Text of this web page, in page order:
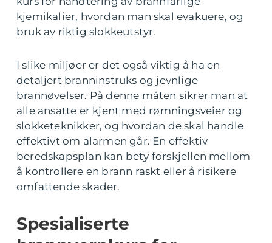
kjemikalier, hvordan man skal evakuere, og
bruk av riktig slokkeutstyr.
I slike miljøer er det også viktig å ha en
detaljert branninstruks og jevnlige
brannøvelser. På denne måten sikrer man at
alle ansatte er kjent med rømningsveier og
slokketeknikker, og hvordan de skal handle
effektivt om alarmen går. En effektiv
beredskapsplan kan bety forskjellen mellom
å kontrollere en brann raskt eller å risikere
omfattende skader.
Spesialiserte